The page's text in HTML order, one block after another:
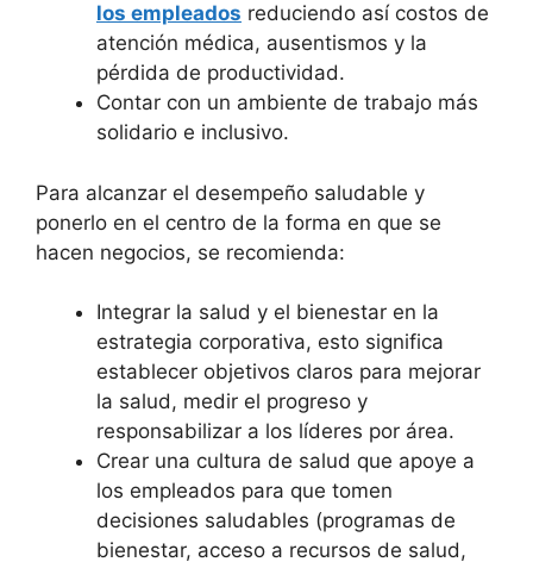
los empleados reduciendo así costos de
atención médica, ausentismos y la
pérdida de productividad.
Contar con un ambiente de trabajo más
solidario e inclusivo.
Para alcanzar el desempeño saludable y
ponerlo en el centro de la forma en que se
hacen negocios, se recomienda:
Integrar la salud y el bienestar en la
estrategia corporativa, esto significa
establecer objetivos claros para mejorar
la salud, medir el progreso y
responsabilizar a los líderes por área.
Crear una cultura de salud que apoye a
los empleados para que tomen
decisiones saludables (programas de
bienestar, acceso a recursos de salud,